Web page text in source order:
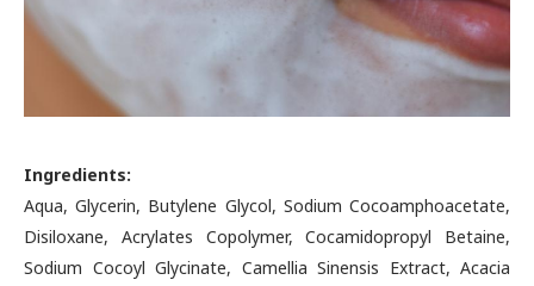
Ingredients:
Aqua, Glycerin, Butylene Glycol, Sodium Cocoamphoacetate,
Disiloxane, Acrylates Copolymer, Cocamidopropyl Betaine,
Sodium Cocoyl Glycinate, Camellia Sinensis Extract, Acacia